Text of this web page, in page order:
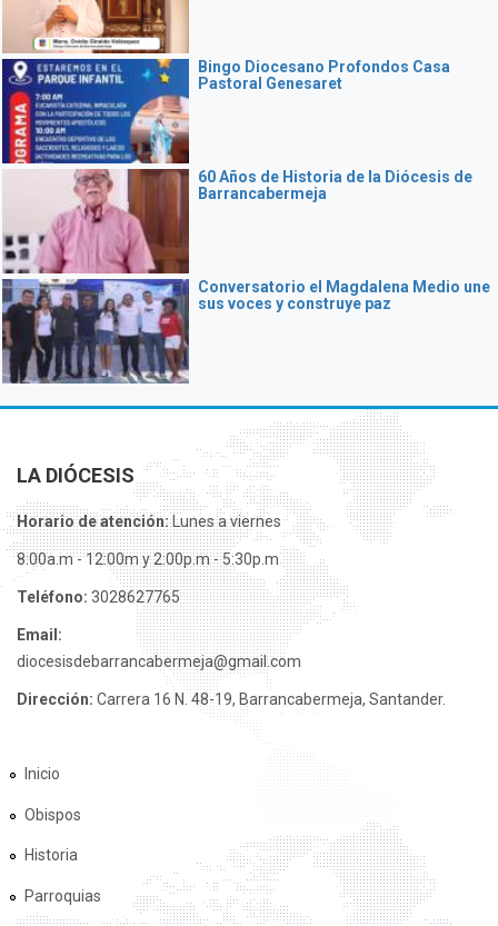
Bingo Diocesano Profondos Casa
Pastoral Genesaret
60 Años de Historia de la Diócesis de
Barrancabermeja
Conversatorio el Magdalena Medio une
sus voces y construye paz
LA DIÓCESIS
Horario de atención:Lunes a viernes
8:00a.m - 12:00m y 2:00p.m - 5:30p.m
Teléfono: 3028627765
Email:
diocesisdebarrancabermeja@gmail.com
Dirección: Carrera 16 N. 48-19, Barrancabermeja, Santander.
Inicio
Obispos
Historia
Parroquias